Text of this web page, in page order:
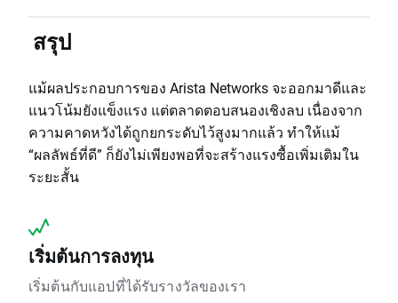
สรุป
แม้ผลประกอบการของ Arista Networks จะออกมาดีและ
แนวโน้มยังแข็งแรง แต่ตลาดตอบสนองเชิงลบ เนื่องจาก
ความคาดหวังได้ถูกยกระดับไว้สูงมากแล้ว ทำให้แม้
“ผลลัพธ์ที่ดี” ก็ยังไม่เพียงพอที่จะสร้างแรงซื้อเพิ่มเติมใน
ระยะสั้น
เริ่มต้นการลงทุน
เริ่มต้นกับแอปที่ได้รับรางวัลของเรา